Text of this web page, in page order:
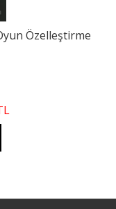
Özelleştirme